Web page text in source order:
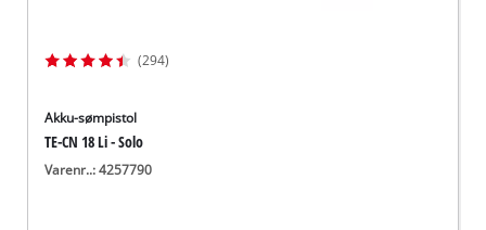
(294)
Akku-sømpistol
TE-CN 18 Li - Solo
Varenr..: 4257790